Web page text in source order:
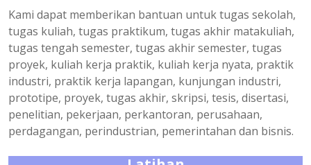
Kami dapat memberikan bantuan untuk tugas sekolah,
tugas kuliah, tugas praktikum, tugas akhir matakuliah,
tugas tengah semester, tugas akhir semester, tugas
proyek, kuliah kerja praktik, kuliah kerja nyata, praktik
industri, praktik kerja lapangan, kunjungan industri,
prototipe, proyek, tugas akhir, skripsi, tesis, disertasi,
penelitian, pekerjaan, perkantoran, perusahaan,
perdagangan, perindustrian, pemerintahan dan bisnis.